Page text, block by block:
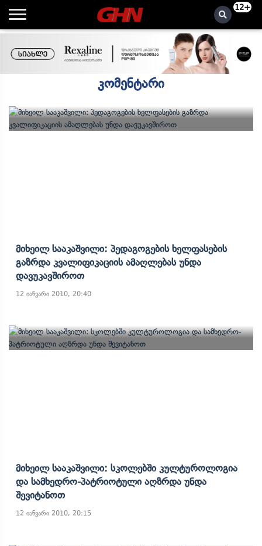
12+
კომენტარი
Მიხეილ Სააკაშვილი: Პედაგოგების Ხელფასების
Გაზრდა Კვალიფიკაციის Ამაღლებას Უნდა
Დავუკავშიროთ
12 იანვარი 2010, 20:40
Მიხეილ Სააკაშვილი: Სკოლებში Კულტუროლოგია
Და Სამხედრო-Პატრიოტული Აღზრდა Უნდა
Შევიტანოთ
12 იანვარი 2010, 20:15